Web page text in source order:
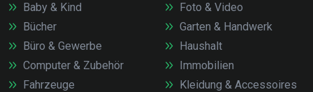
Baby & Kind
Bücher
Büro & Gewerbe
Computer & Zubehör
Fahrzeuge
Foto & Video
Garten & Handwerk
Haushalt
Immobilien
Kleidung & Accessoires